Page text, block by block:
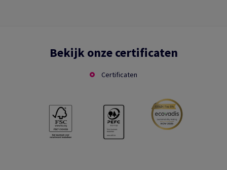
Bekijk onze certificaten
Certificaten